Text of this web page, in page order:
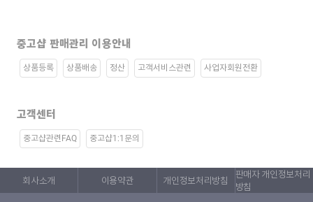
중고샵 판매관리 이용안내
상품등록 상품배송 정산 고객서비스관련 사업자회원전환
고객센터
중고샵관련FAQ 중고샵1:1문의
회사소개 이용약관 개인정보처리방침
판매자 개인정보처리
방침